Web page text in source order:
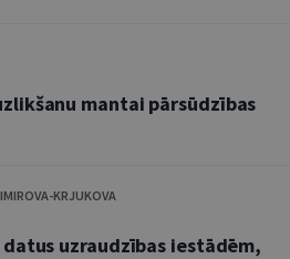
mantai pārsūdzības
KRJUKOVA
uzraudzības iestādēm,